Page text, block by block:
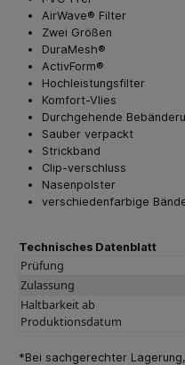
AirWave® Filter
Zwei Größen
DuraMesh®
ActivForm®
Hochleistungsfilter
Komfort-Vlies
Durchgehende
Sauber verpackt
Strickband
Clip-verschluss
Nasenpolster
verschiedenfarbige
Technisches Datenblatt
Prüfung
Zulassung
Haltbarkeit ab
Produktionsdatum
*Bei sachgerechter